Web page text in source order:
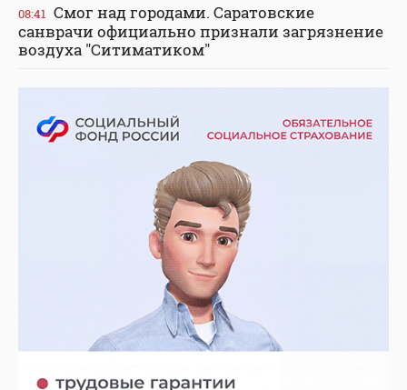
08:41 Смог над городами. Саратовские
санврачи официально признали загрязнение
воздуха "Ситиматиком"